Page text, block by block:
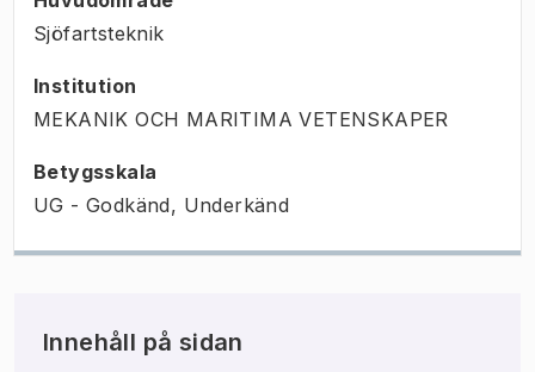
Sjöfartsteknik
Institution
MEKANIK OCH MARITIMA VETENSKAPER
Betygsskala
UG - Godkänd, Underkänd
Innehåll på sidan